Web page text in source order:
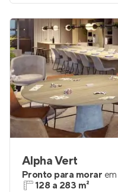
Alpha Vert
Pronto para morar em
128 a 283 m²